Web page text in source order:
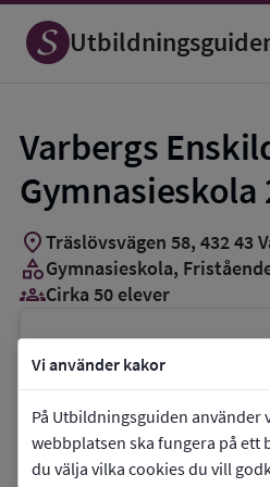
Vi använder kakor
På Utbildningsguiden använder
webbplatsen ska fungera på ett
du välja vilka cookies du vill
Varbergs
Gymnasieskola
location_onTräslövsvägen 58, 43243
categoryGymnasieskola,
groups_3Cirka 50 elever
Vill du kontakta
phoneTelefon:0340-611218
mailE-post:
link Webbplats: Varbergs